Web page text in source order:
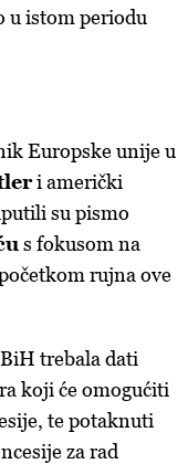
u istom periodu
Europske unije u
i američki
su pismo
s fokusom na
rujna ove
trebala dati
koji će omogućiti
te potaknuti
za rad